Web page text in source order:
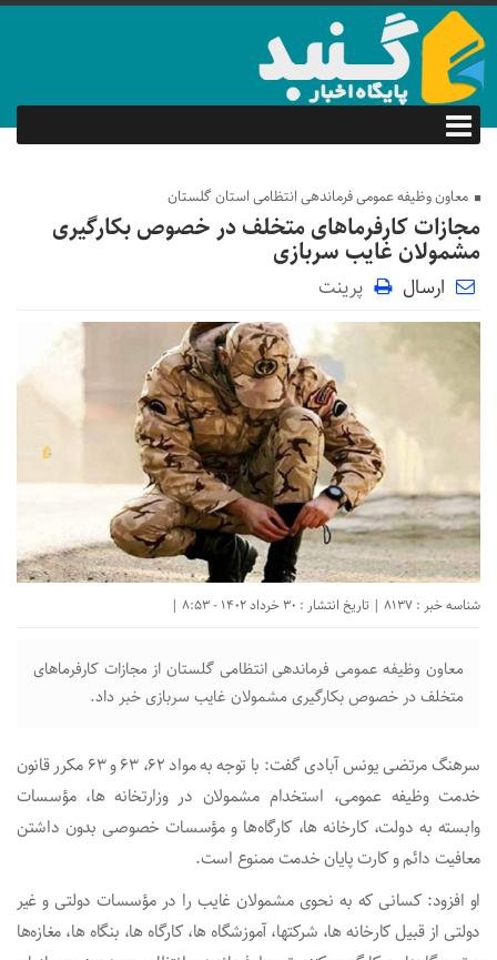
معاون وظیفه عمومی فرماندهی انتظامی استان گلستان
مجازات کارفرما‌های متخلف در خصوص بکارگیری
مشمولان غایب سربازی
ارسال پرینت
شناسه خبر : 8137 | تاریخ انتشار : 30 خرداد 1402 - 8:53 |
معاون وظیفه عمومی فرماندهی انتظامی گلستان از مجازات کارفرما‌های
متخلف در خصوص بکارگیری مشمولان غایب سربازی خبر داد.
سرهنگ مرتضی یونس آبادی گفت: با توجه به مواد ۶۲، ۶۳ و ۶۳ مکرر قانون
خدمت وظیفه عمومی، استخدام مشمولان در وزارتخانه ها، مؤسسات
وابسته به دولت، کارخانه ها، کارگاه‌ها و مؤسسات خصوصی بدون داشتن
معافیت دائم و کارت پایان خدمت ممنوع است.
او افزود: کسانی که به نحوی مشمولان غایب را در مؤسسات دولتی و غیر
دولتی از قبیل کارخانه ها، شرکتها، آموزشگاه ها، کارگاه ها، بنگاه ها، مغازه‌ها